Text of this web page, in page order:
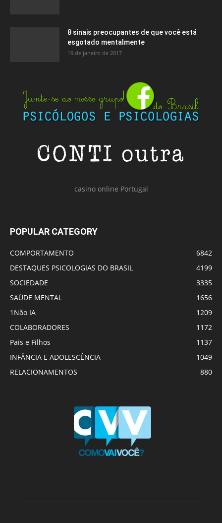
8 sinais preocupantes de que você está
esgotado mentalmente
19 de janeiro de 2017
casino online Portugal
POPULAR CATEGORY
COMPORTAMENTO
6842
DESTAQUES PSICOLOGIAS DO BRASIL
4199
SOCIEDADE
3335
SAÚDE MENTAL
1656
1Não IA
1209
COLABORADORES
1172
Pais e Filhos
1137
INFÂNCIA E ADOLESCÊNCIA
1049
RELACIONAMENTOS
880